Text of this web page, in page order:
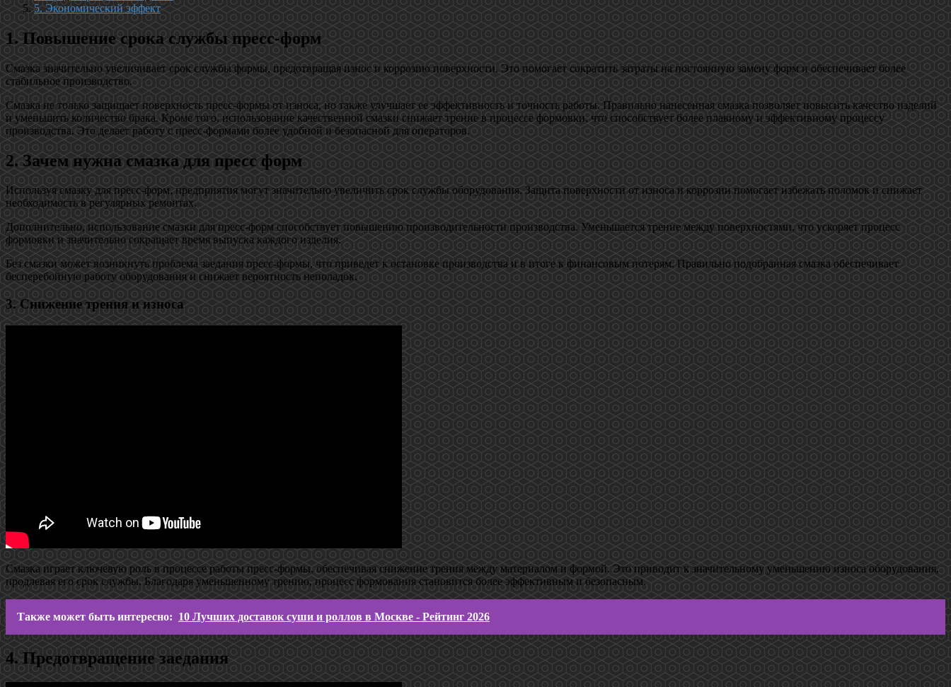
5. Экономический эффект
1. Повышение срока службы пресс-форм
Смазка значительно увеличивает срок службы формы, предотвращая износ и коррозию поверхности. Это помогает сократить затраты на постоянную замену форм и обеспечивает более
стабильное производство.
Смазка не только защищает поверхность пресс-формы от износа, но также улучшает ее эффективность и точность работы. Правильно нанесенная смазка позволяет повысить качество изделий
и уменьшить количество брака. Кроме того, использование качественной смазки снижает трение в процессе формовки, что способствует более плавному и эффективному процессу
производства. Это делает работу с пресс-формами более удобной и безопасной для операторов.
2. Зачем нужна смазка для пресс форм
Используя смазку для пресс-форм, предприятия могут значительно увеличить срок службы оборудования. Защита поверхности от износа и коррозии помогает избежать поломок и снижает
необходимость в регулярных ремонтах.
Дополнительно, использование смазки для пресс-форм способствует повышению производительности производства. Уменьшается трение между поверхностями, что ускоряет процесс
формовки и значительно сокращает время выпуска каждого изделия.
Без смазки может возникнуть проблема заедания пресс-формы, что приведет к остановке производства и в итоге к финансовым потерям. Правильно подобранная смазка обеспечивает
бесперебойную работу оборудования и снижает вероятность неполадок.
3. Снижение трения и износа
Смазка играет ключевую роль в процессе работы пресс-формы, обеспечивая снижение трения между материалом и формой. Это приводит к значительному уменьшению износа оборудования,
продлевая его срок службы. Благодаря уменьшенному трению, процесс формования становится более эффективным и безопасным.
Также может быть интересно: 10 Лучших доставок суши и роллов в Москве - Рейтинг 2026
4. Предотвращение заедания